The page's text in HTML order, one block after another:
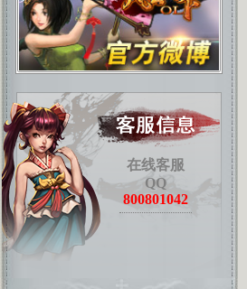
在线客服
QQ
800801042